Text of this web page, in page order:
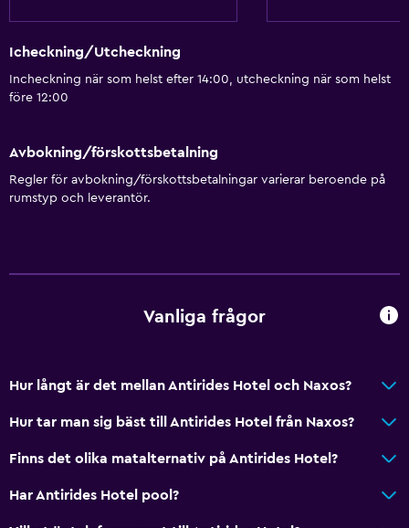
Icheckning/Utcheckning
Incheckning när som helst efter 14:00, utcheckning när som helst
före 12:00
Avbokning/förskottsbetalning
Regler för avbokning/förskottsbetalningar varierar beroende på
rumstyp och leverantör.
Vanliga frågor
Hur långt är det mellan Antirides Hotel och Naxos?
Hur tar man sig bäst till Antirides Hotel från Naxos?
Finns det olika matalternativ på Antirides Hotel?
Har Antirides Hotel pool?